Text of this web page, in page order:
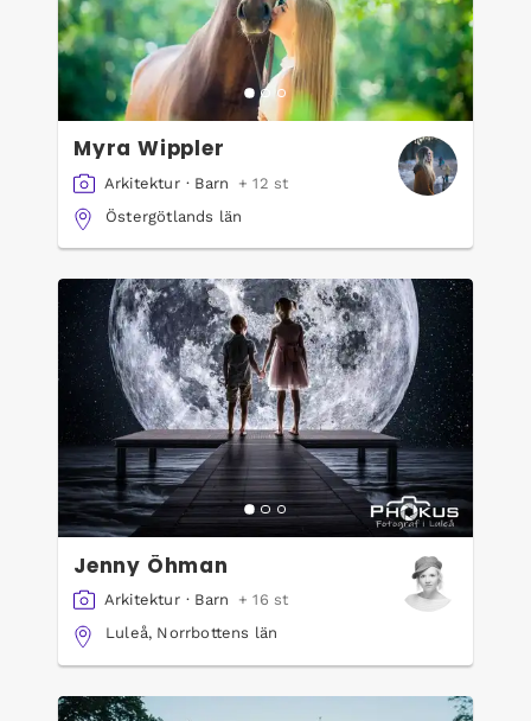
Myra Wippler
Arkitektur · Barn
+ 12 st
Östergötlands län
Jenny Öhman
Arkitektur · Barn
+ 16 st
Luleå, Norrbottens län